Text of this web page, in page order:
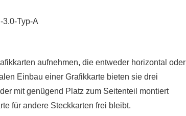
3.0-Typ-A
aufnehmen, die entweder horizontal oder
Einbau einer Grafikkarte bieten sie drei
mit genügend Platz zum Seitenteil montiert
für andere Steckkarten frei bleibt.